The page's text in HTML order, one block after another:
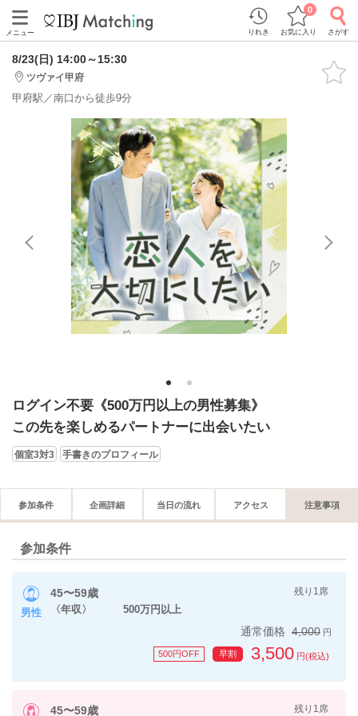
メニュー りれき お気に入り
0
さがす
8/23(日) 14:00～15:30
ツヴァイ甲府
甲府駅／南口から徒歩9分
1 2
ログイン不要《500万円以上の男性募集》
この先を楽しめるパートナーに出会いたい
個室3対3 手書きのプロフィール
参加条件 企画詳細 当日の流れ アクセス 注意事項
参加条件
男性
残り1席
45〜59歳
〈年収〉 500万円以上
通常価格 4,000 円
500円OFF 早割 3,500 円(税込)
残り1席
45〜59歳